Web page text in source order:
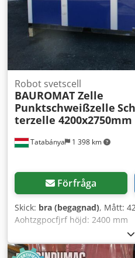
Tatabánya 1 398 km
Robot svetscell
BAUROMAT Zelle
Punktschweißzelle
terzelle 4200x2750mm
Förfråga
Skick: bra (begagnad), Mått:
Aohtzgpocfjrf höjd: 2400 mm